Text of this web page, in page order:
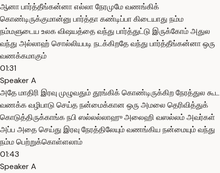
ஆனா பார்த்தீங்கன்னா எல்லா நேரமுமே வணங்கிக்
கொண்டிருக்குமான்னு பார்த்தா கண்டிப்பா கிடையாது நம்ம
நம்மளுடைய உலக விஷயத்தை வந்து பார்த்துட்டு இருக்கோம் அதுல
வந்து அல்லாஹ் சொல்லியபடி நடக்கிறதே வந்து பார்த்தீங்கன்னா ஒரு
வணக்கமாகும்
01:31
Speaker A
அதே மாதிரி இரவு முழுவதும் தூங்கிக் கொண்டிருக்கிற நேரத்துல கூட
வணக்க வழிபாடு செய்த நன்மைக்கான ஒரு அமலை தெரிவித்துக்
கொடுத்திருக்காங்க நபி ஸல்லல்லாஹு அலைஹி வஸல்லம் அவர்கள்
அப்ப அதை செய்து இரவு நேரத்திலேயும் வணங்கிய நன்மையும் வந்து
நம்ம பெற்றுக்கொள்ளலாம்
01:43
Speaker A